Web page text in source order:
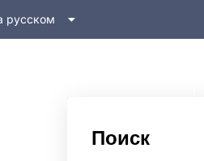
русском
Поиск